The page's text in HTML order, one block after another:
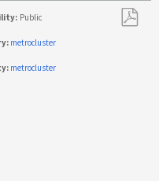
Public
metrocluster
metrocluster